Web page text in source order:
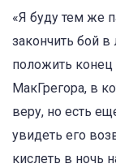
«Я буду тем же
закончить бой
положить
МакГрегора, в
веру, но есть
увидеть его
кислеть в ночь